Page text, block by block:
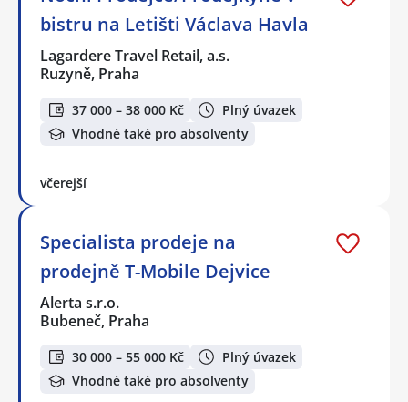
bistru na Letišti Václava Havla
Lagardere Travel Retail, a.s.
Ruzyně, Praha
37 000 – 38 000 Kč
Plný úvazek
Vhodné také pro absolventy
včerejší
Specialista prodeje na
prodejně T-Mobile Dejvice
Alerta s.r.o.
Bubeneč, Praha
30 000 – 55 000 Kč
Plný úvazek
Vhodné také pro absolventy